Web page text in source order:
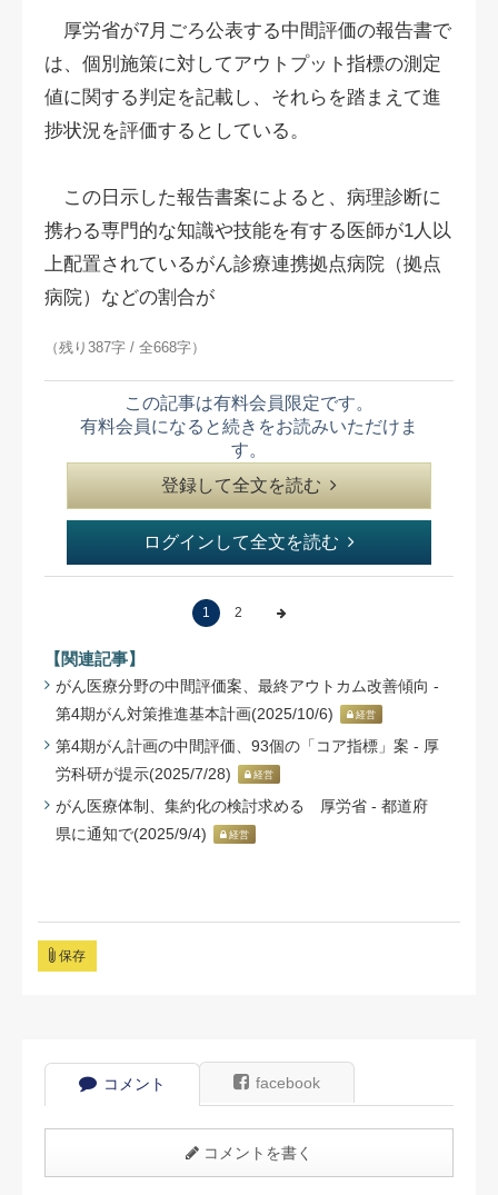
厚労省が7月ごろ公表する中間評価の報告書で
は、個別施策に対してアウトプット指標の測定
値に関する判定を記載し、それらを踏まえて進
捗状況を評価するとしている。
この日示した報告書案によると、病理診断に
携わる専門的な知識や技能を有する医師が1人以
上配置されているがん診療連携拠点病院（拠点
病院）などの割合が
（残り387字 / 全668字）
この記事は有料会員限定です。
有料会員になると続きをお読みいただけま
す。
登録して全文を読む
ログインして全文を読む
1 2
【関連記事】
がん医療分野の中間評価案、最終アウトカム改善傾向 -
第4期がん対策推進基本計画(2025/10/6)
経営
第4期がん計画の中間評価、93個の「コア指標」案 - 厚
労科研が提示(2025/7/28)
経営
がん医療体制、集約化の検討求める 厚労省 - 都道府
県に通知で(2025/9/4)
経営
保存
コメント facebook
コメントを書く